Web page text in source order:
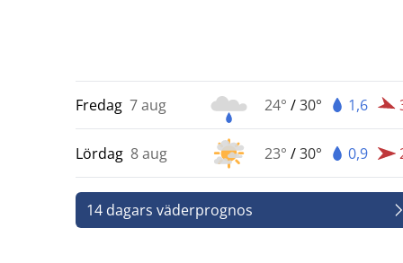
Fredag 7 aug 24° /30° 1,6
Lördag 8 aug 23° /30° 0,9
14 dagars väderprognos